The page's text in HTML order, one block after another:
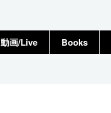
動画/Live Books